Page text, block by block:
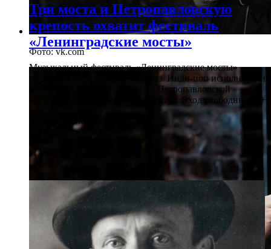
Фото: vk.com
Три моста и Петропавловскую
крепость охватит фестиваль
«Ленинградские мосты»
Музыкальный фестиваль «Ленинградские мосты»
пройдет в Петербурге в 11-й раз. Инди-поп исполнители
выступят 14, 15 и 16 августа в Петропавловской
крепости и на трех мостах в центре. Вход свободный. 0+